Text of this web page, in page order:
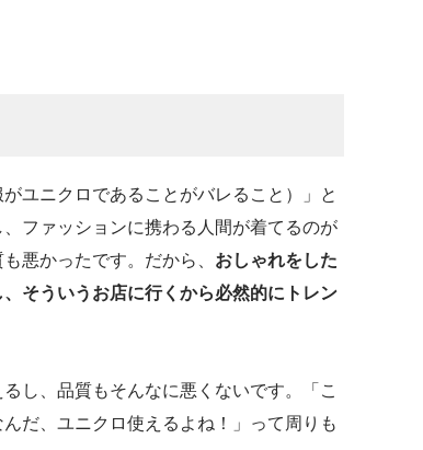
ユニクロであることがバレること）」と
ファッションに携わる人間が着てるのが
悪かったです。だから、 おしゃれをした
そういうお店に行くから必然的にトレン
し、品質もそんなに悪くないです。「こ
だ、ユニクロ使えるよね！」って周りも